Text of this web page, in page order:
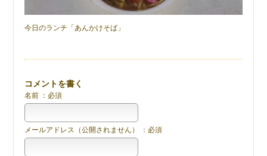
今日のランチ「あんかけそば」
コメントを書く
名前 ：必須
メールアドレス（公開されません） ：必須